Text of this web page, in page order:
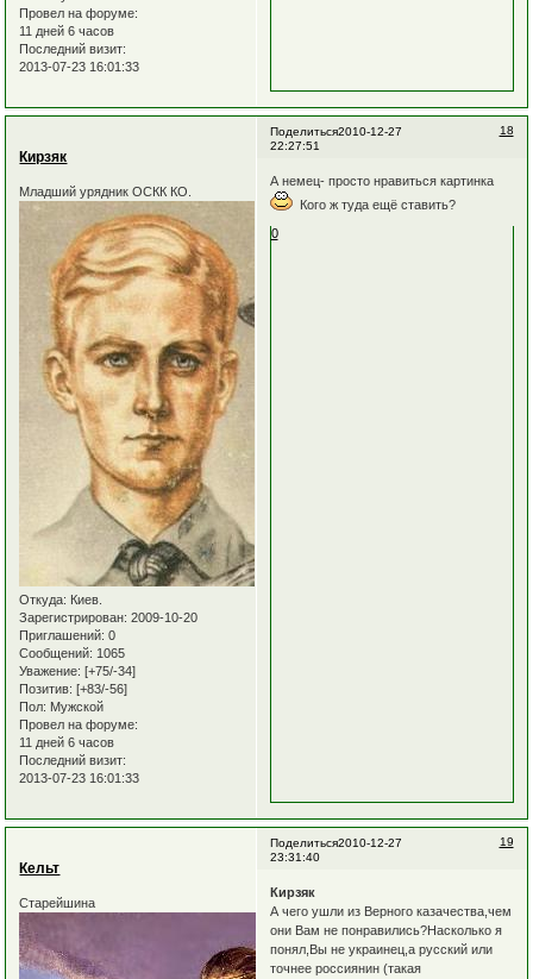
Провел на форуме:
11 дней 6 часов
Последний визит:
2013-07-23 16:01:33
Поделиться 18
2010-12-27
22:27:51
Кирзяк
Младший урядник ОСКК КО.
Откуда: Киев.
Зарегистрирован: 2009-10-20
Приглашений: 0
Сообщений: 1065
Уважение: [+75/-34]
Позитив: [+83/-56]
Пол: Мужской
Провел на форуме:
11 дней 6 часов
Последний визит:
2013-07-23 16:01:33
А немец- просто нравиться картинка
Кого ж туда ещё ставить?
0
Поделиться 19
2010-12-27
23:31:40
Кельт
Старейшина
Кирзяк
А чего ушли из Верного казачества,чем
они Вам не понравились?Насколько я
понял,Вы не украинец,а русский или
точнее россиянин (такая